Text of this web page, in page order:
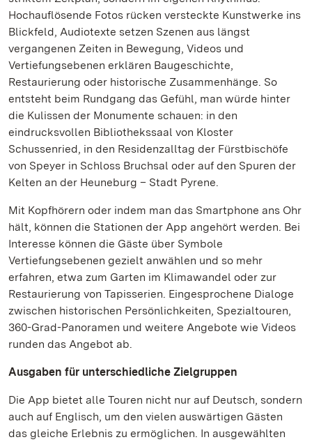
Hochauflösende Fotos rücken versteckte Kunstwerke ins
Blickfeld, Audiotexte setzen Szenen aus längst
vergangenen Zeiten in Bewegung, Videos und
Vertiefungsebenen erklären Baugeschichte,
Restaurierung oder historische Zusammenhänge. So
entsteht beim Rundgang das Gefühl, man würde hinter
die Kulissen der Monumente schauen: in den
eindrucksvollen Bibliothekssaal von Kloster
Schussenried, in den Residenzalltag der Fürstbischöfe
von Speyer in Schloss Bruchsal oder auf den Spuren der
Kelten an der Heuneburg – Stadt Pyrene.
Mit Kopfhörern oder indem man das Smartphone ans Ohr
hält, können die Stationen der App angehört werden. Bei
Interesse können die Gäste über Symbole
Vertiefungsebenen gezielt anwählen und so mehr
erfahren, etwa zum Garten im Klimawandel oder zur
Restaurierung von Tapisserien. Eingesprochene Dialoge
zwischen historischen Persönlichkeiten, Spezialtouren,
360-Grad-Panoramen und weitere Angebote wie Videos
runden das Angebot ab.
Ausgaben für unterschiedliche Zielgruppen
Die App bietet alle Touren nicht nur auf Deutsch, sondern
auch auf Englisch, um den vielen auswärtigen Gästen
das gleiche Erlebnis zu ermöglichen. In ausgewählten